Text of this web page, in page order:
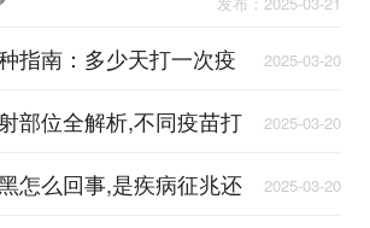
你全心呵护的小宝贝。这个阶段的小狗，
指南：多少天打一次疫
2025-03-20
部位全解析,不同疫苗打
2025-03-20
怎么回事,是疾病征兆还
2025-03-20